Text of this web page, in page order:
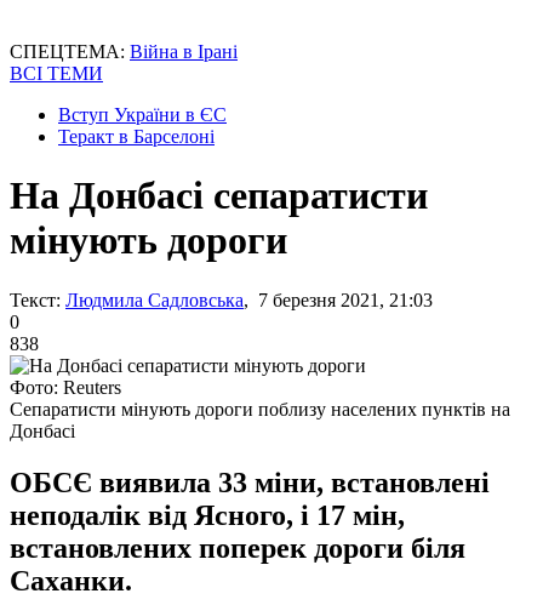
СПЕЦТЕМА: Війна в Ірані
ВСІ ТЕМИ
Вступ України в ЄС
Теракт в Барселоні
На Донбасі сепаратисти
мінують дороги
Текст: Людмила Садловська, 7 березня 2021, 21:03
0
838
Фото: Reuters
Сепаратисти мінують дороги поблизу населених пунктів на
Донбасі
ОБСЄ виявила 33 міни, встановлені
неподалік від Ясного, і 17 мін,
встановлених поперек дороги біля
Саханки.